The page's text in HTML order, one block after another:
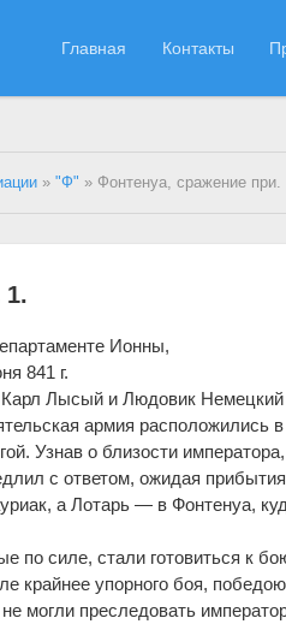
Главная Контакты
»"Ф" » Фонтенуа, сражение при.
1.
Ионны,
841 г.
Лысый и Людовик Немецкий
армия расположились
Узнав о близости
с ответом, ожидая
а Лотарь — в Фонтенуа,
по силе, стали готовиться к
крайнее упорного боя,
могли преследовать